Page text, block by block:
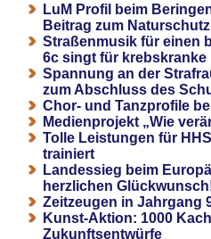
LuM Profil beim
Beitrag zum
Straßenmusik für einen
6c singt für krebskranke
Spannung an der
zum Abschluss des
Chor- und Tanzprofile
Medienprojekt „Wie
Tolle Leistungen für
trainiert
Landessieg beim
herzlichen
Zeitzeugen in Jahrgang
Kunst-Aktion: 1000
Zukunftsentwürfe